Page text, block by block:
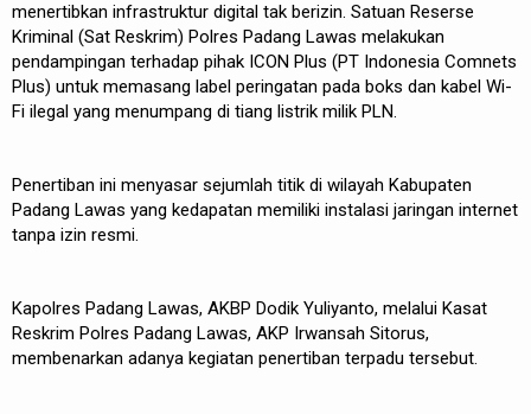
menertibkan infrastruktur digital tak berizin. Satuan Reserse
Kriminal (Sat Reskrim) Polres Padang Lawas melakukan
pendampingan terhadap pihak ICON Plus (PT Indonesia Comnets
Plus) untuk memasang label peringatan pada boks dan kabel Wi-
Fi ilegal yang menumpang di tiang listrik milik PLN.
Penertiban ini menyasar sejumlah titik di wilayah Kabupaten
Padang Lawas yang kedapatan memiliki instalasi jaringan internet
tanpa izin resmi.
Kapolres Padang Lawas, AKBP Dodik Yuliyanto, melalui Kasat
Reskrim Polres Padang Lawas, AKP Irwansah Sitorus,
membenarkan adanya kegiatan penertiban terpadu tersebut.